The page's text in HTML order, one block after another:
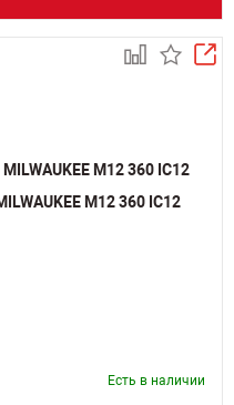
M12 360 IC12
Есть в наличии